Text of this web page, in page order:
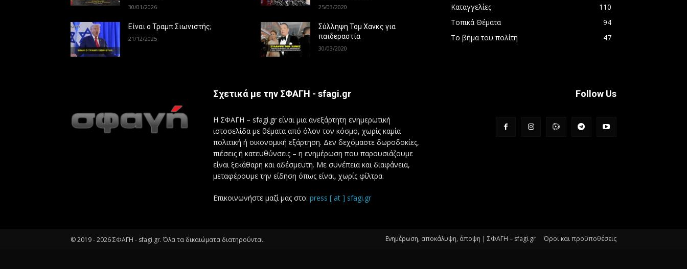
30/01/2026
Είναι ο Τραμπ Σιωνιστής;
21/12/2025
25/03/2020
Σύλληψη Τομ Χανκς για
παιδεραστία
30/03/2020
Καταγγελίες
110
Τοπικά Θέματα
94
Το βήμα του πολίτη
47
Σχετικά με την ΣΦΑΓΗ - sfagi.gr
Η ΣΦΑΓΗ – sfagi.gr είναι μια ανεξάρτητη ενημερωτική
ιστοσελίδα με θέματα από όλον τον κόσμο, χωρίς καμία
πολιτική ή οικονομική εξάρτηση. Δεν δεχόμαστε δωροδοκίες,
πιέσεις ή κατευθύνσεις – η ενημέρωση που παρουσιάζουμε
είναι ξεκάθαρη και αδέσμευτη. Με συνέπεια και διαφάνεια,
μεταφέρουμε την είδηση όπως είναι, χωρίς φίλτρα.
Επικοινωνήστε μαζί μας στο: press [ at ] sfagi.gr
Follow Us
© 2019 -2026ΣΦΑΓΗ - sfagi.gr. Όλα τα δικαιώματα διατηρούνται. Ενημέρωση, αποκάλυψη, άποψη | ΣΦΑΓΗ – sfagi.gr Όροι και προϋποθέσεις